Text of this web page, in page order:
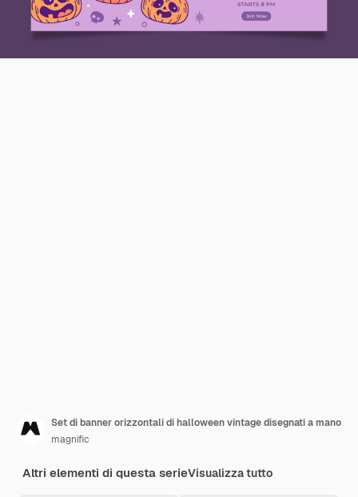
Set di banner orizzontali di halloween vintage disegnati a mano
magnific
Altri elementi di questa serieVisualizza tutto